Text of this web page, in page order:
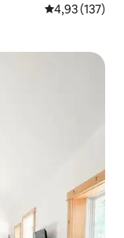
Note
4,93 (137)